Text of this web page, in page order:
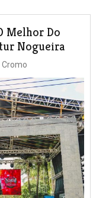
Melhor Do
Nogueira
Cromo